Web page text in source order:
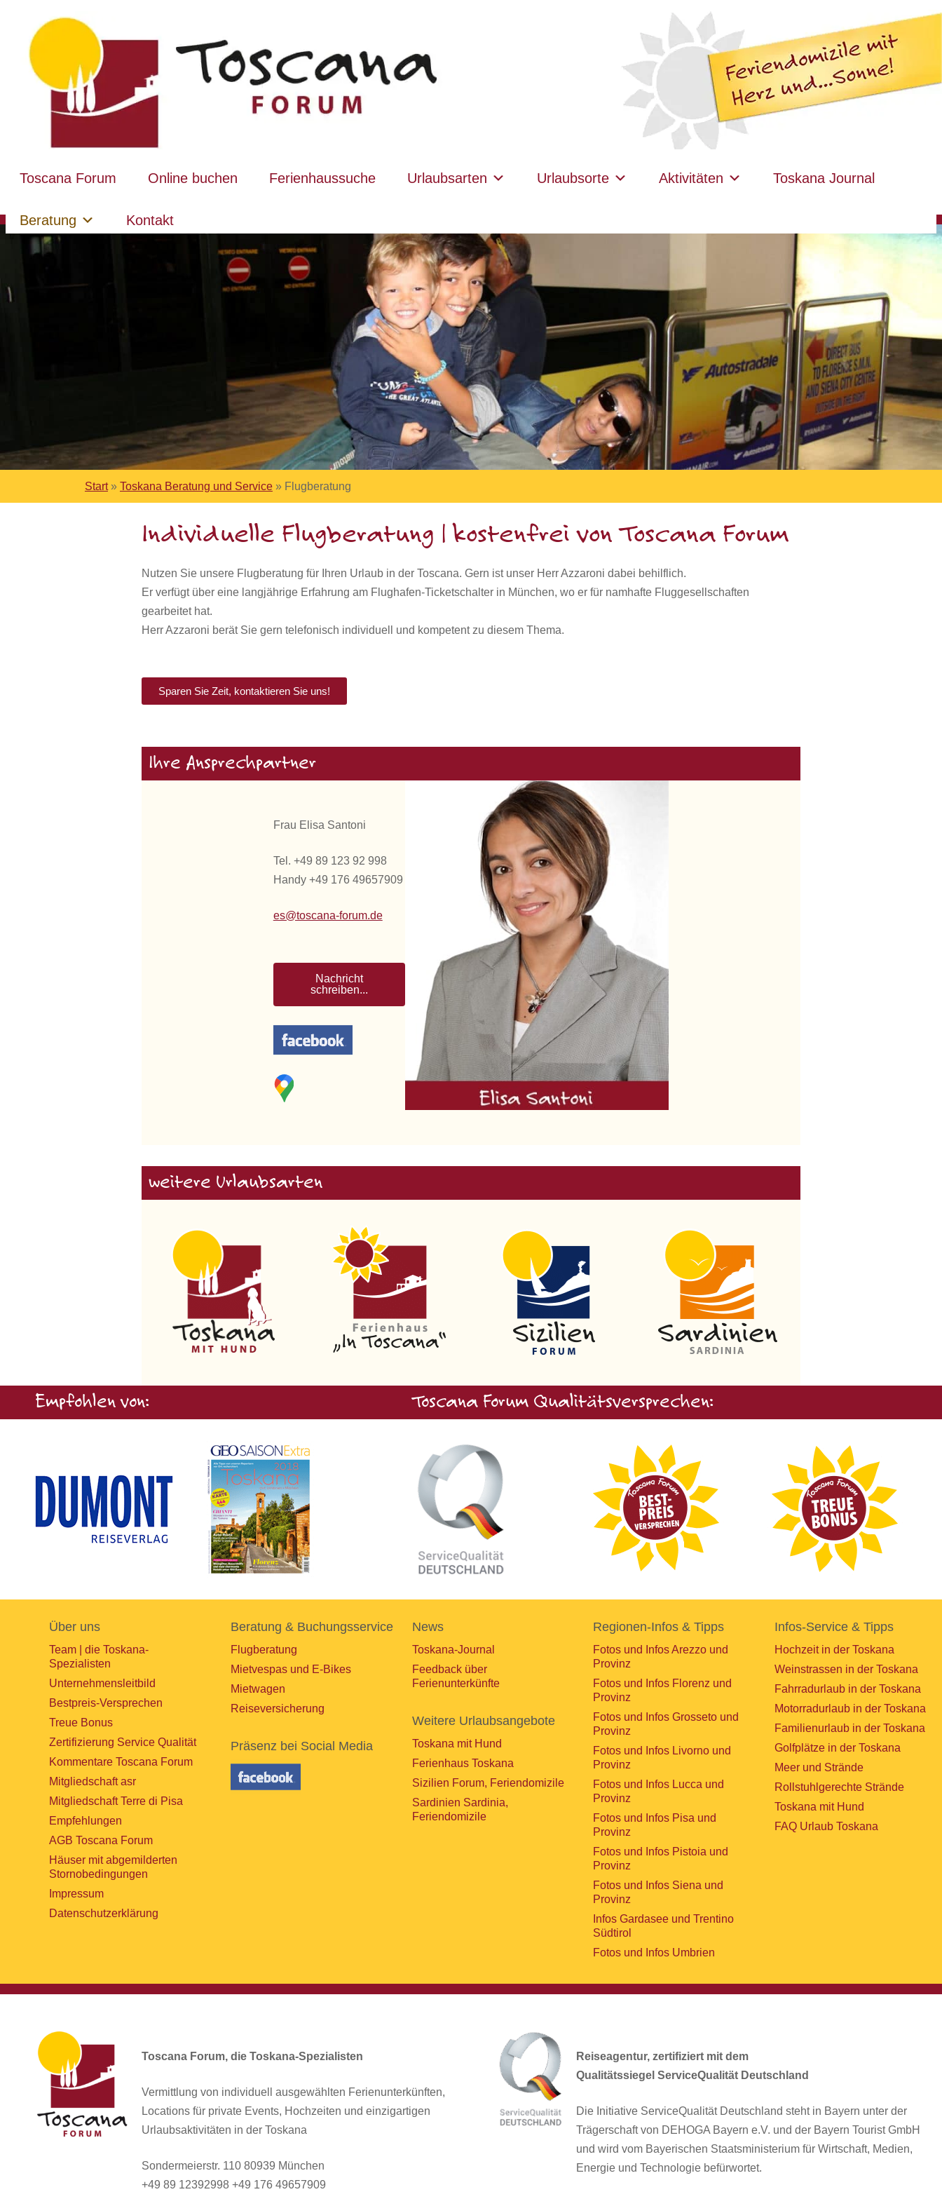
Toscana Forum Online buchen Ferienhaussuche Urlaubsarten Urlaubsorte Aktivitäten Toskana Journal
Beratung Kontakt
Start» Toskana Beratung und Service» Flugberatung
Individuelle Flugberatung | kostenfrei von Toscana Forum
Nutzen Sie unsere Flugberatung für Ihren Urlaub in der Toscana. Gern ist unser Herr Azzaroni dabei behilflich.
Er verfügt über eine langjährige Erfahrung am Flughafen-Ticketschalter in München, wo er für namhafte Fluggesellschaften
gearbeitet hat.
Herr Azzaroni berät Sie gern telefonisch individuell und kompetent zu diesem Thema.
Sparen Sie Zeit, kontaktieren Sie uns!
Ihre Ansprechpartner
Frau Elisa Santoni
Tel. +49 89 123 92 998
Handy +49 176 49657909
es@toscana-forum.de
Nachricht
schreiben...
weitere Urlaubsarten
Empfohlen von: Toscana Forum Qualitätsversprechen:
Über uns
Team | die Toskana-
Spezialisten
Unternehmensleitbild
Bestpreis-Versprechen
Treue Bonus
Zertifizierung Service Qualität
Kommentare Toscana Forum
Mitgliedschaft asr
Mitgliedschaft Terre di Pisa
Empfehlungen
AGB Toscana Forum
Häuser mit abgemilderten
Stornobedingungen
Impressum
Datenschutzerklärung
Beratung & Buchungsservice
Flugberatung
Mietvespas und E-Bikes
Mietwagen
Reiseversicherung
Präsenz bei Social Media
News
Toskana-Journal
Feedback über
Ferienunterkünfte
Weitere Urlaubsangebote
Toskana mit Hund
Ferienhaus Toskana
Sizilien Forum, Feriendomizile
Sardinien Sardinia,
Feriendomizile
Regionen-Infos & Tipps
Fotos und Infos Arezzo und
Provinz
Fotos und Infos Florenz und
Provinz
Fotos und Infos Grosseto und
Provinz
Fotos und Infos Livorno und
Provinz
Fotos und Infos Lucca und
Provinz
Fotos und Infos Pisa und
Provinz
Fotos und Infos Pistoia und
Provinz
Fotos und Infos Siena und
Provinz
Infos Gardasee und Trentino
Südtirol
Fotos und Infos Umbrien
Infos-Service & Tipps
Hochzeit in der Toskana
Weinstrassen in der Toskana
Fahrradurlaub in der Toskana
Motorradurlaub in der Toskana
Familienurlaub in der Toskana
Golfplätze in der Toskana
Meer und Strände
Rollstuhlgerechte Strände
Toskana mit Hund
FAQ Urlaub Toskana
Toscana Forum, die Toskana-Spezialisten
Vermittlung von individuell ausgewählten Ferienunterkünften,
Locations für private Events, Hochzeiten und einzigartigen
Urlaubsaktivitäten in der Toskana
Sondermeierstr. 110 80939 München
+49 89 12392998 +49 176 49657909
Reiseagentur, zertifiziert mit dem
Qualitätssiegel ServiceQualität Deutschland
Die Initiative ServiceQualität Deutschland steht in Bayern unter der
Trägerschaft von DEHOGA Bayern e.V. und der Bayern Tourist GmbH
und wird vom Bayerischen Staatsministerium für Wirtschaft, Medien,
Energie und Technologie befürwortet.